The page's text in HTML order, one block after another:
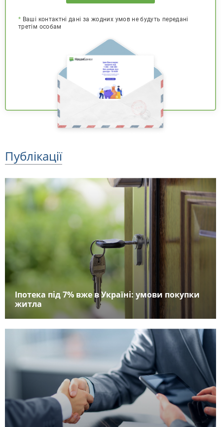
* Ваші контактні дані за жодних умов не будуть передані
третім особам
Публікації
Іпотека під 7% вже в Україні: умови покупки
житла